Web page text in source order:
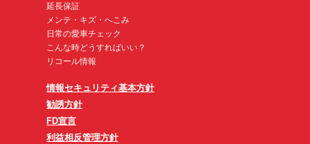
延長保証
メンテ・キズ・へこみ
日常の愛車チェック
こんな時どうすればいい？
リコール情報
情報セキュリティ基本方針
勧誘方針
FD宣言
利益相反管理方針